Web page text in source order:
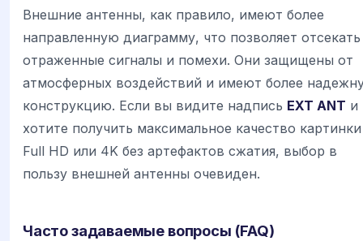
Внешние антенны, как правило, имеют более
направленную диаграмму, что позволяет отсекать
отраженные сигналы и помехи. Они защищены от
атмосферных воздействий и имеют более
конструкцию. Если вы видите надпись EXT ANT и
хотите получить максимальное качество
Full HD или 4K без артефактов сжатия, выбор в
пользу внешней антенны очевиден.
Часто задаваемые вопросы (FAQ)